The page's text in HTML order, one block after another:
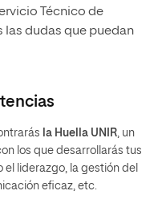
Técnico de
las dudas que puedan
la Huella UNIR, un
los que desarrollarás tus
liderazgo, la gestión del
eficaz, etc.